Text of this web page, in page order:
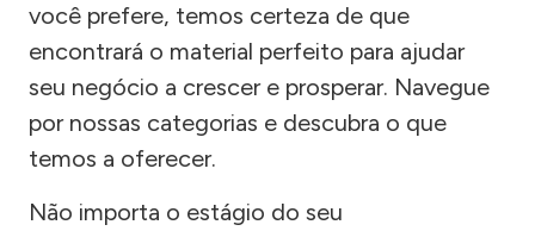
você prefere, temos certeza de que
encontrará o material perfeito para ajudar
seu negócio a crescer e prosperar. Navegue
por nossas categorias e descubra o que
temos a oferecer.
Não importa o estágio do seu